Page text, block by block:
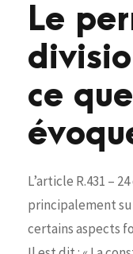
Le
ce
L’article R.431 –
principalement
certains aspects